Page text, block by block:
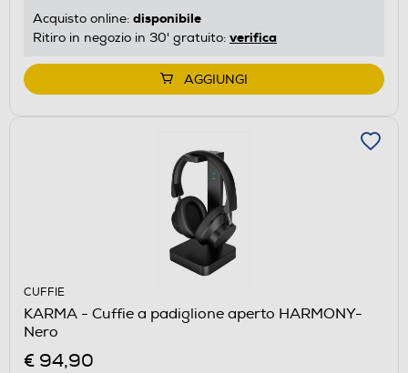
Acquisto online: disponibile
Ritiro in negozio in 30' gratuito: verifica
AGGIUNGI
CUFFIE
KARMA - Cuffie a padiglione aperto HARMONY-
Nero
€ 94,90